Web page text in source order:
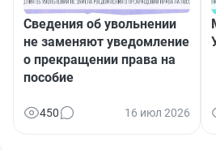
Сведения об увольнении
не заменяют уведомление
о прекращении права на
пособие
450 16 июл 2026